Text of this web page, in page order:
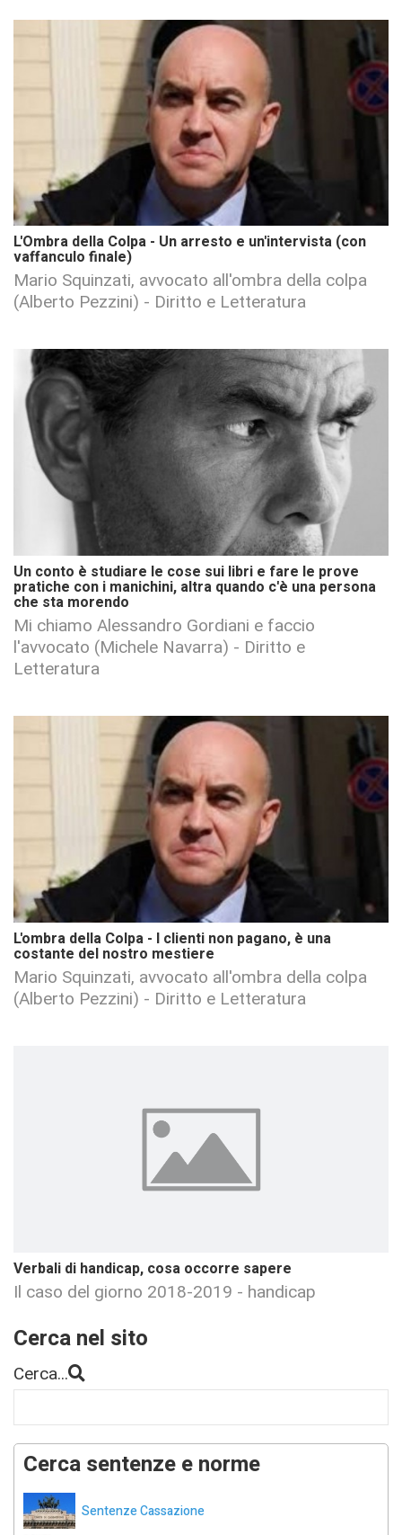
L'Ombra della Colpa - Un arresto e un'intervista (con
vaffanculo finale)
Mario Squinzati, avvocato all'ombra della colpa
(Alberto Pezzini) - Diritto e Letteratura
Un conto è studiare le cose sui libri e fare le prove
pratiche con i manichini, altra quando c'è una persona
che sta morendo
Mi chiamo Alessandro Gordiani e faccio
l'avvocato (Michele Navarra) - Diritto e
Letteratura
L'ombra della Colpa - I clienti non pagano, è una
costante del nostro mestiere
Mario Squinzati, avvocato all'ombra della colpa
(Alberto Pezzini) - Diritto e Letteratura
Verbali di handicap, cosa occorre sapere
Il caso del giorno 2018-2019 - handicap
Cerca nel sito
Cerca...
Cerca sentenze e norme
Sentenze Cassazione